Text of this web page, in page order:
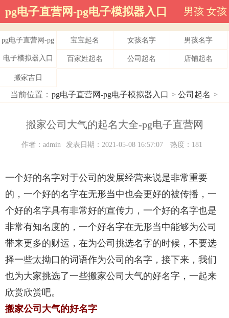
pg电子直营网-pg电子模拟器入口 男孩 女孩
pg电子直营网-pg
电子模拟器入口
宝宝起名 女孩名字 男孩名字
百家姓起名 公司起名 店铺起名
搬家吉日
当前位置： pg电子直营网-pg电子模拟器入口 > 公司起名 >
搬家公司大气的起名大全-pg电子直营网
作者：admin 发表日期：2021-05-08 16:57:07 热度：181
一个好的名字对于公司的发展经营来说是非常重要
的，一个好的名字在无形当中也会更好的被传播，一
个好的名字具有非常好的宣传力，一个好的名字也是
非常有知名度的，一个好名字在无形当中能够为公司
带来更多的财运，在为公司挑选名字的时候，不要选
择一些太拗口的词语作为公司的名字，接下来，我们
也为大家挑选了一些搬家公司大气的好名字，一起来
欣赏欣赏吧。
搬家公司大气的好名字